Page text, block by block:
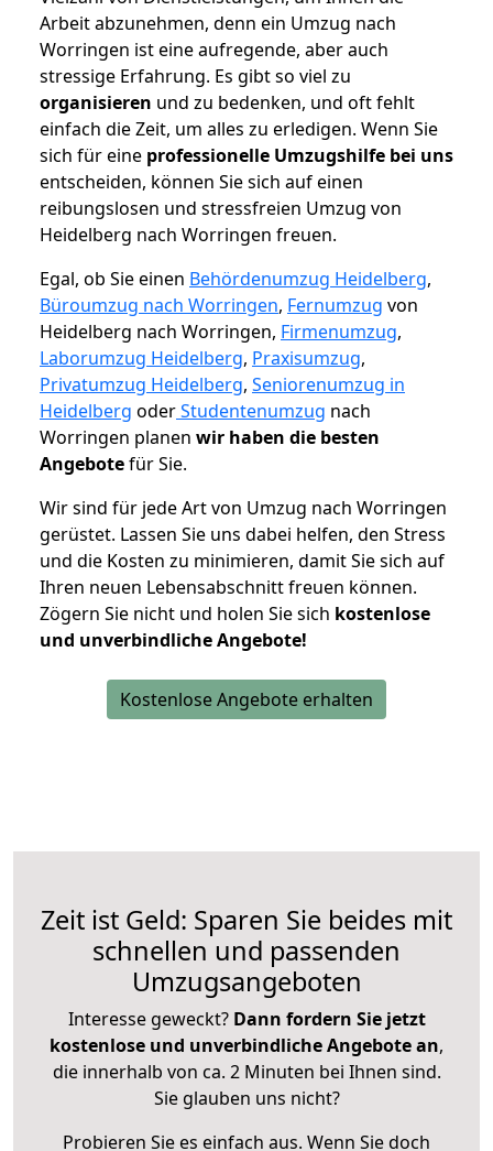
Arbeit abzunehmen, denn ein Umzug nach
Worringen ist eine aufregende, aber auch
stressige Erfahrung. Es gibt so viel zu
organisieren und zu bedenken, und oft fehlt
einfach die Zeit, um alles zu erledigen. Wenn Sie
sich für eine professionelle Umzugshilfe bei uns
entscheiden, können Sie sich auf einen
reibungslosen und stressfreien Umzug von
Heidelberg nach Worringen freuen.
Egal, ob Sie einen Behördenumzug Heidelberg,
Büroumzug nach Worringen, Fernumzug von
Heidelberg nach Worringen, Firmenumzug,
Laborumzug Heidelberg, Praxisumzug,
Privatumzug Heidelberg, Seniorenumzug in
Heidelberg oderStudentenumzug nach
Worringen planen wir haben die besten
Angebotefür Sie.
Wir sind für jede Art von Umzug nach Worringen
gerüstet. Lassen Sie uns dabei helfen, den Stress
und die Kosten zu minimieren, damit Sie sich auf
Ihren neuen Lebensabschnitt freuen können.
Zögern Sie nicht und holen Sie sich kostenlose
und unverbindliche Angebote!
Kostenlose Angebote erhalten
Zeit ist Geld: Sparen Sie beides mit
schnellen und passenden
Umzugsangeboten
Interesse geweckt? Dann fordern Sie jetzt
kostenlose und unverbindliche Angebote an,
die innerhalb von ca. 2 Minuten bei Ihnen sind.
Sie glauben uns nicht?
Probieren Sie es einfach aus. Wenn Sie doch